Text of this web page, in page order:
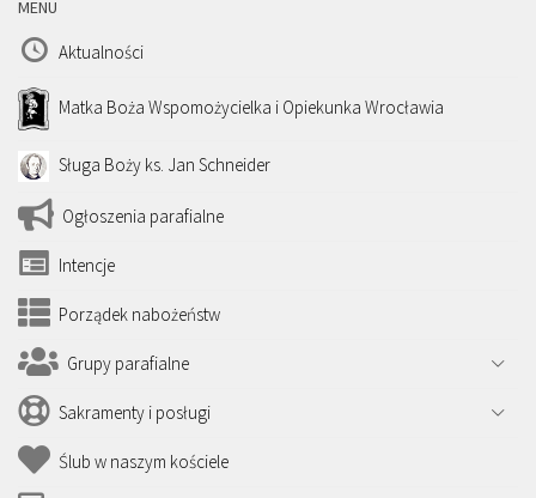
MENU
Aktualności
Matka Boża Wspomożycielka i Opiekunka Wrocławia
Sługa Boży ks. Jan Schneider
Ogłoszenia parafialne
Intencje
Porządek nabożeństw
Grupy parafialne
Sakramenty i posługi
Ślub w naszym kościele